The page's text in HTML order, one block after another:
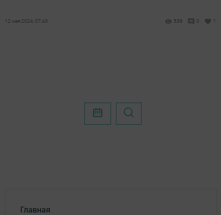
12 мая 2024, 07:43 539 0 1
Главная